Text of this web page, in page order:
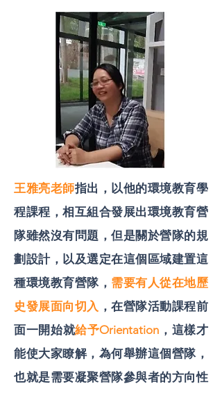
王雅亮老師指出，以他的環境教育學
程課程，相互組合發展出環境教育營
隊雖然沒有問題，但是關於營隊的規
劃設計，以及選定在這個區域建置這
種環境教育營隊， 需要有人從在地歷
史發展面向切入 ，在營隊活動課程前
面一開始就給予Orientation ，這樣才
能使大家瞭解，為何舉辦這個營隊，
也就是需要凝聚營隊參與者的方向性